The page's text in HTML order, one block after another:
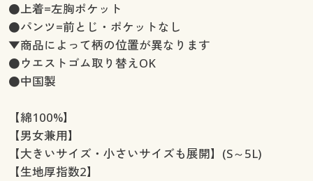
●上着=左胸ポケット
●パンツ=前とじ・ポケットなし
▼商品によって柄の位置が異なります
●ウエストゴム取り替えOK
●中国製
【綿100%】
【男女兼用】
【大きいサイズ・小さいサイズも展開】(S～5L)
【生地厚指数2】